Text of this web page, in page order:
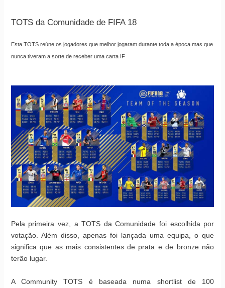
TOTS da Comunidade de FIFA 18
Esta TOTS reúne os jogadores que melhor jogaram durante toda a época mas que
nunca tiveram a sorte de receber uma carta IF
Pela primeira vez, a TOTS da Comunidade foi escolhida por
votação. Além disso, apenas foi lançada uma equipa, o que
significa que as mais consistentes de prata e de bronze não
terão lugar.
A Community TOTS é baseada numa shortlist de 100